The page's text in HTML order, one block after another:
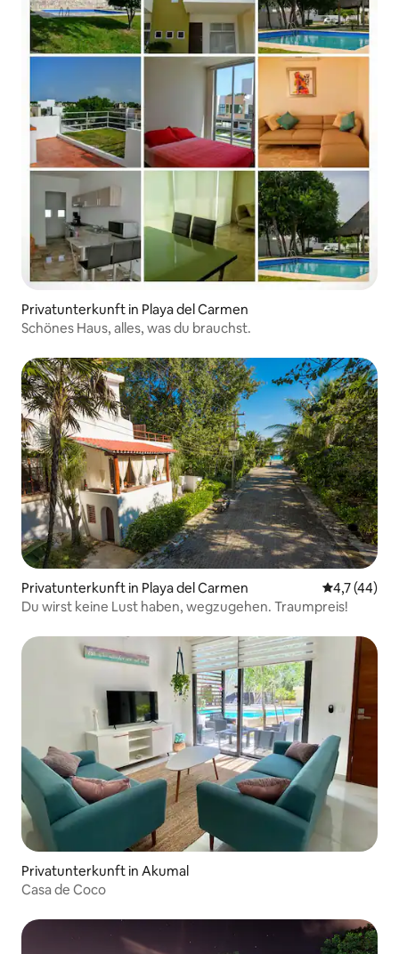
Privatunterkunft in Playa del Carmen
Schönes Haus, alles, was du brauchst.
Privatunterkunft in Playa del Carmen
4,7 (44)
Du wirst keine Lust haben, wegzugehen. Traumpreis!
Privatunterkunft in Akumal
Casa de Coco